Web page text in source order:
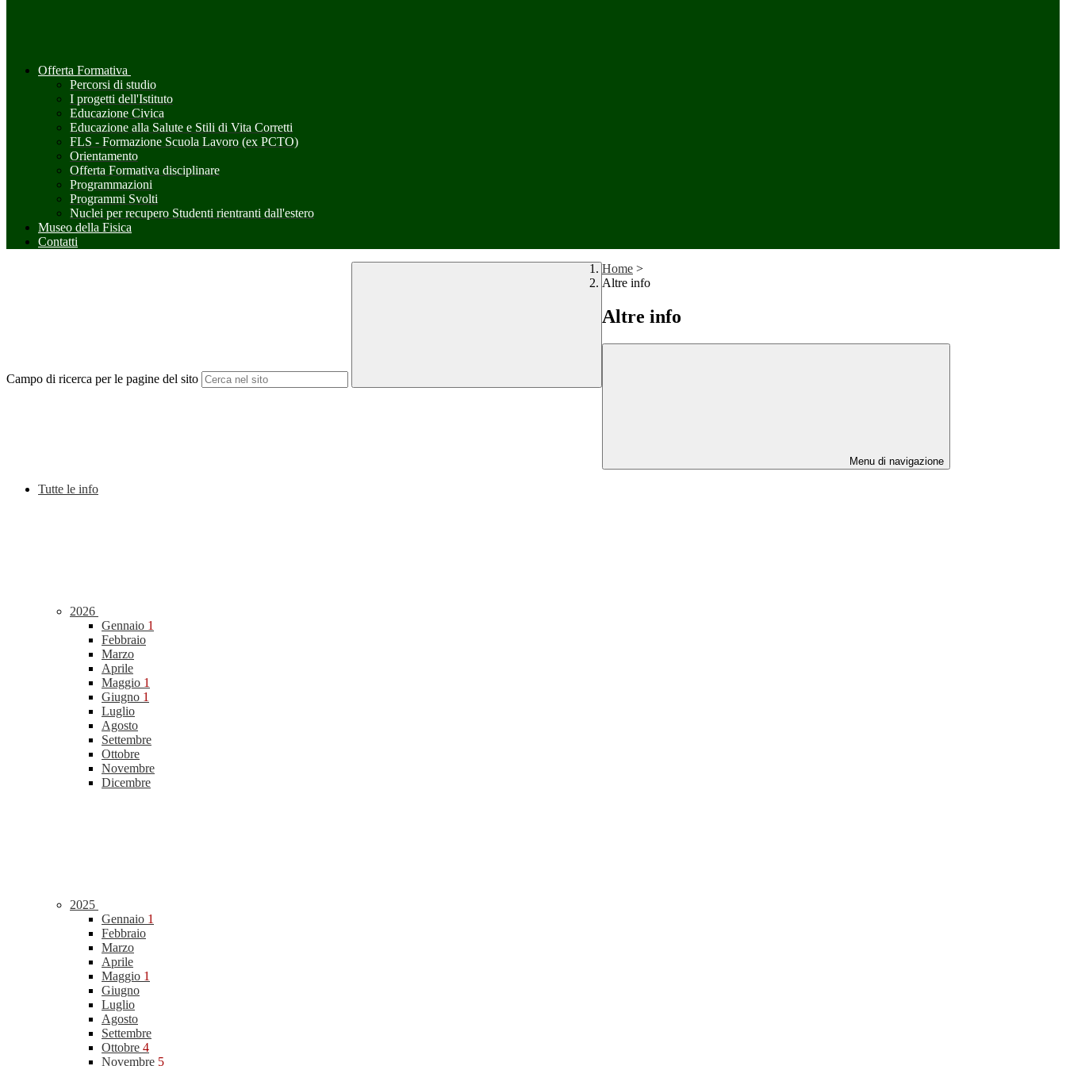
Offerta Formativa
Percorsi di studio
I progetti dell'Istituto
Educazione Civica
Educazione alla Salute e Stili di Vita Corretti
FLS - Formazione Scuola Lavoro (ex PCTO)
Orientamento
Offerta Formativa disciplinare
Programmazioni
Programmi Svolti
Nuclei per recupero Studenti rientranti dall'estero
Museo della Fisica
Contatti
Campo di ricerca per le pagine del sito
Home >
Altre info
Altre info
Menu di navigazione
Tutte le info
2026
Gennaio 1
Febbraio
Marzo
Aprile
Maggio 1
Giugno 1
Luglio
Agosto
Settembre
Ottobre
Novembre
Dicembre
2025
Gennaio 1
Febbraio
Marzo
Aprile
Maggio 1
Giugno
Luglio
Agosto
Settembre
Ottobre 4
Novembre 5